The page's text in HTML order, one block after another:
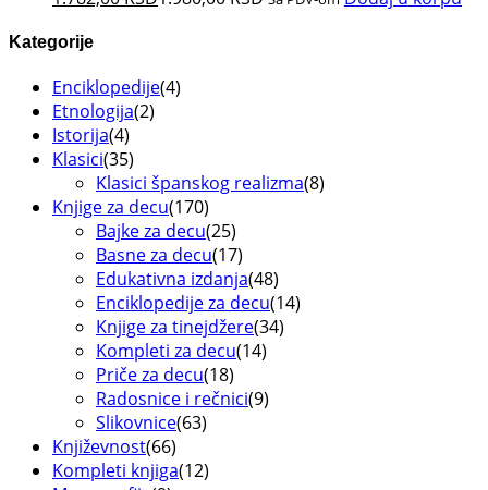
Kategorije
Enciklopedije(4)
Etnologija(2)
Istorija(4)
Klasici(35)
Klasici španskog realizma(8)
Knjige za decu(170)
Bajke za decu(25)
Basne za decu(17)
Edukativna izdanja(48)
Enciklopedije za decu(14)
Knjige za tinejdžere(34)
Kompleti za decu(14)
Priče za decu(18)
Radosnice i rečnici(9)
Slikovnice(63)
Književnost(66)
Kompleti knjiga(12)